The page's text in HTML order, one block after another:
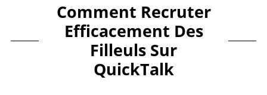
Comment Recruter
Efficacement Des
Filleuls Sur
QuickTalk